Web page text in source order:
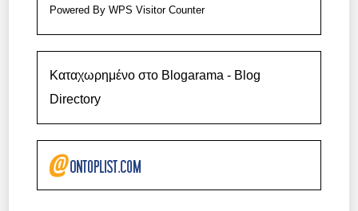
Powered ByWPS Visitor Counter
Καταχωρημένο στο Blogarama - Blog
Directory